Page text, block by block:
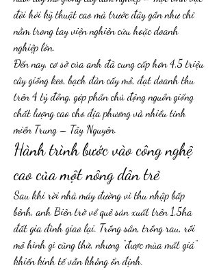
đòi hỏi kỹ thuật cao mà trước đây gần như chỉ
nằm trong tay viện nghiên cứu hoặc doanh
nghiệp lớn.
Đến nay, cơ sở của anh đã cung cấp hơn 4,5 triệu
cây giống keo, bạch đàn cấy mô, đạt doanh thu
trên 4 tỷ đồng, góp phần chủ động nguồn giống
chất lượng cao cho địa phương và nhiều tỉnh
miền Trung – Tây Nguyên.
Hành trình bước vào công nghệ
cao của một nông dân trẻ
Sau khi rời nhà máy đường vì thu nhập bấp
bênh, anh Biên trở về quê sản xuất trên 1,5ha
đất gia đình giao lại. Trồng sắn, trồng rau, rồi
mô hình gì cũng thử, nhưng “được mùa mất giá”
khiến kinh tế vẫn không ổn định.